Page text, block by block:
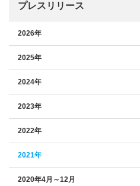
プレスリリース
2026年
2025年
2024年
2023年
2022年
2021年
2020年4月～12月